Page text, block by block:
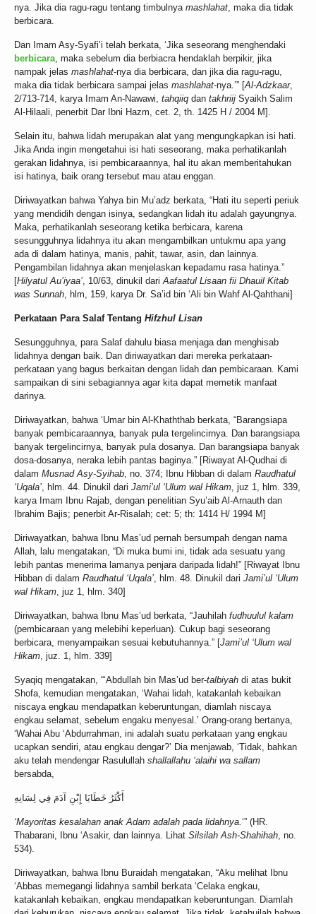
nya. Jika dia ragu-ragu tentang timbulnya mashlahat, maka dia tidak
berbicara.
Dan Imam Asy-Syafi’i telah berkata, ‘Jika seseorang menghendaki
berbicara, maka sebelum dia berbiacra hendaklah berpikir, jika
nampak jelas mashlahat-nya dia berbicara, dan jika dia ragu-ragu,
maka dia tidak berbicara sampai jelas mashlahat-nya.’” [Al-Adzkaar,
2/713-714, karya Imam An-Nawawi, tahqiiq dan takhriij Syaikh Salim
Al-Hilaali, penerbit Dar Ibni Hazm, cet. 2, th. 1425 H / 2004 M].
Selain itu, bahwa lidah merupakan alat yang mengungkapkan isi hati.
Jika Anda ingin mengetahui isi hati seseorang, maka perhatikanlah
gerakan lidahnya, isi pembicaraannya, hal itu akan memberitahukan
isi hatinya, baik orang tersebut mau atau enggan.
Diriwayatkan bahwa Yahya bin Mu’adz berkata, “Hati itu seperti periuk
yang mendidih dengan isinya, sedangkan lidah itu adalah gayungnya.
Maka, perhatikanlah seseorang ketika berbicara, karena
sesungguhnya lidahnya itu akan mengambilkan untukmu apa yang
ada di dalam hatinya, manis, pahit, tawar, asin, dan lainnya.
Pengambilan lidahnya akan menjelaskan kepadamu rasa hatinya.”
[Hilyatul Au’iyaa’, 10/63, dinukil dariAafaatul Lisaan fii Dhauil Kitab
was Sunnah, hlm, 159, karya Dr. Sa’id bin ‘Ali bin Wahf Al-Qahthani]
Perkataan Para Salaf Tentang Hifzhul Lisan
Sesungguhnya, para Salaf dahulu biasa menjaga dan menghisab
lidahnya dengan baik. Dan diriwayatkan dari mereka perkataan-
perkataan yang bagus berkaitan dengan lidah dan pembicaraan. Kami
sampaikan di sini sebagiannya agar kita dapat memetik manfaat
darinya.
Diriwayatkan, bahwa ‘Umar bin Al-Khaththab berkata, “Barangsiapa
banyak pembicaraannya, banyak pula tergelincirnya. Dan barangsiapa
banyak tergelincirnya, banyak pula dosanya. Dan barangsiapa banyak
dosa-dosanya, neraka lebih pantas baginya.” [Riwayat Al-Qudhai di
dalam Musnad Asy-Syihab, no. 374; Ibnu Hibban di dalam Raudhatul
‘Uqala’, hlm. 44. Dinukil dari Jami’ul ‘Ulum wal Hikam, juz 1, hlm. 339,
karya Imam Ibnu Rajab, dengan penelitian Syu’aib Al-Arnauth dan
Ibrahim Bajis; penerbit Ar-Risalah; cet: 5; th: 1414 H/ 1994 M]
Diriwayatkan, bahwa Ibnu Mas’ud pernah bersumpah dengan nama
Allah, lalu mengatakan, “Di muka bumi ini, tidak ada sesuatu yang
lebih pantas menerima lamanya penjara daripada lidah!” [Riwayat Ibnu
Hibban di dalam Raudhatul ‘Uqala’, hlm. 48. Dinukil dari Jami’ul ‘Ulum
wal Hikam, juz 1, hlm. 340]
Diriwayatkan, bahwa Ibnu Mas’ud berkata, “Jauhilah fudhuulul kalam
(pembicaraan yang melebihi keperluan). Cukup bagi seseorang
berbicara, menyampaikan sesuai kebutuhannya.” [Jami’ul ‘Ulum wal
Hikam, juz. 1, hlm. 339]
Syaqiq mengatakan, “‘Abdullah bin Mas’ud ber-talbiyah di atas bukit
Shofa, kemudian mengatakan, ‘Wahai lidah, katakanlah kebaikan
niscaya engkau mendapatkan keberuntungan, diamlah niscaya
engkau selamat, sebelum engaku menyesal.’ Orang-orang bertanya,
‘Wahai Abu ‘Abdurrahman, ini adalah suatu perkataan yang engkau
ucapkan sendiri, atau engkau dengar?’ Dia menjawab, ‘Tidak, bahkan
aku telah mendengar Rasulullah shallallahu ‘alaihi wa sallam
bersabda,
أَكْثَرُ خَطَايَا إِبْنِ آدَمَ فِي لِسَانِهِ
‘Mayoritas kesalahan anak Adam adalah pada lidahnya.‘” (HR.
Thabarani, Ibnu ‘Asakir, dan lainnya. Lihat Silsilah Ash-Shahihah, no.
534).
Diriwayatkan, bahwa Ibnu Buraidah mengatakan, “Aku melihat Ibnu
‘Abbas memegangi lidahnya sambil berkata ‘Celaka engkau,
katakanlah kebaikan, engkau mendapatkan keberuntungan. Diamlah